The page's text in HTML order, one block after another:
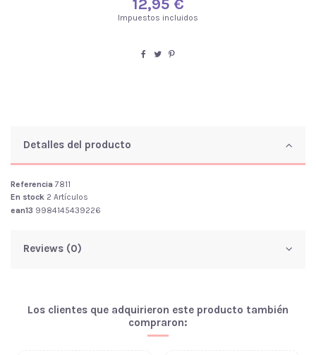
12,95 €
Impuestos incluidos
Detalles del producto
Referencia 7811
En stock 2 Artículos
ean13 9984145439226
Reviews (0)
Los clientes que adquirieron este producto también
compraron: